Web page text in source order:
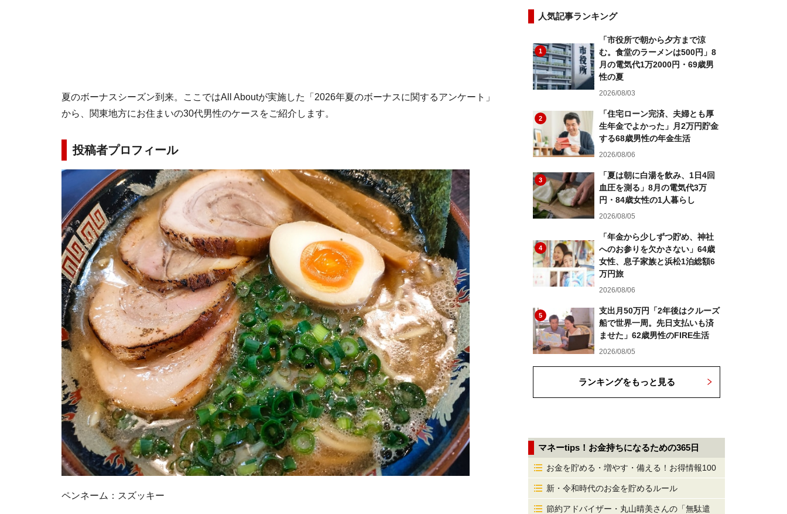
夏のボーナスシーズン到来。ここではAll Aboutが実施した「2026年夏のボーナスに関するアンケート」
から、関東地方にお住まいの30代男性のケースをご紹介します。
投稿者プロフィール
ペンネーム：スズッキー
人気記事ランキング
1
「市役所で朝から夕方まで涼
む。食堂のラーメンは500円」8
月の電気代1万2000円・69歳男
性の夏
2026/08/03
2
「住宅ローン完済、夫婦とも厚
生年金でよかった」月2万円貯金
する68歳男性の年金生活
2026/08/06
3
「夏は朝に白湯を飲み、1日4回
血圧を測る」8月の電気代3万
円・84歳女性の1人暮らし
2026/08/05
4
「年金から少しずつ貯め、神社
へのお参りを欠かさない」64歳
女性、息子家族と浜松1泊総額6
万円旅
2026/08/06
5
支出月50万円「2年後はクルーズ
船で世界一周。先日支払いも済
ませた」62歳男性のFIRE生活
2026/08/05
ランキングをもっと見る
マネーtips！お金持ちになるための365日
お金を貯める・増やす・備える！お得情報100
新・令和時代のお金を貯めるルール
節約アドバイザー・丸山晴美さんの「無駄遣